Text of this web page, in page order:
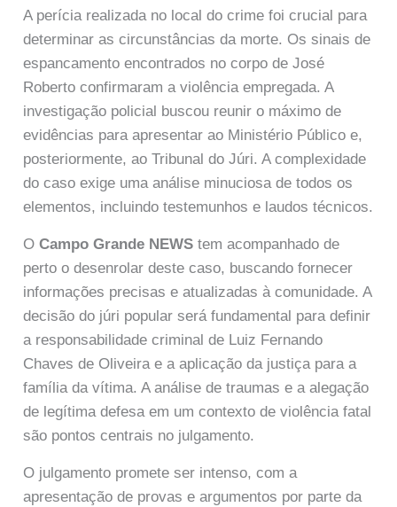
A perícia realizada no local do crime foi crucial para
determinar as circunstâncias da morte. Os sinais de
espancamento encontrados no corpo de José
Roberto confirmaram a violência empregada. A
investigação policial buscou reunir o máximo de
evidências para apresentar ao Ministério Público e,
posteriormente, ao Tribunal do Júri. A complexidade
do caso exige uma análise minuciosa de todos os
elementos, incluindo testemunhos e laudos técnicos.
OCampo Grande NEWS tem acompanhado de
perto o desenrolar deste caso, buscando fornecer
informações precisas e atualizadas à comunidade. A
decisão do júri popular será fundamental para definir
a responsabilidade criminal de Luiz Fernando
Chaves de Oliveira e a aplicação da justiça para a
família da vítima. A análise de traumas e a alegação
de legítima defesa em um contexto de violência fatal
são pontos centrais no julgamento.
O julgamento promete ser intenso, com a
apresentação de provas e argumentos por parte da